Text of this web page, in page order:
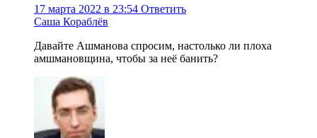
17 марта 2022 в 23:54 Ответить
Саша Кораблёв
Давайте Ашманова спросим, настолько ли плоха
амшмановщина, чтобы за неё банить?